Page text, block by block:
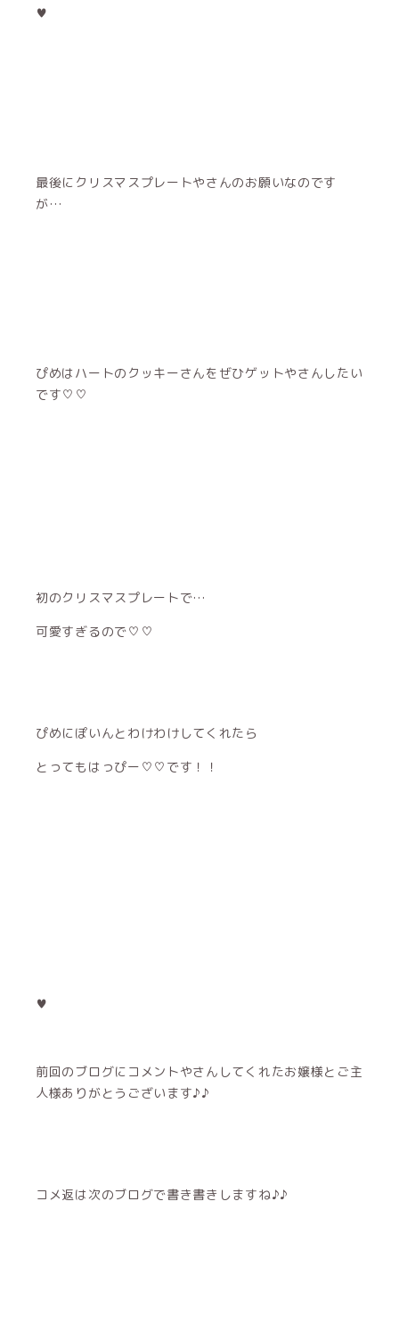
♥
最後にクリスマスプレートやさんのお願いなのです
が…
ぴめはハートのクッキーさんをぜひゲットやさんしたい
です♡♡
初のクリスマスプレートで…
可愛すぎるので♡♡
ぴめにぽいんとわけわけしてくれたら
とってもはっぴー♡♡です！！
♥
前回のブログにコメントやさんしてくれたお嬢様とご主
人様ありがとうございます♪♪
コメ返は次のブログで書き書きしますね♪♪